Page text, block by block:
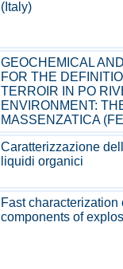
(Italy)
GEOCHEMICAL
FOR THE
TERROIR IN PO
ENVIRONMENT:
MASSENZATICA
Caratterizzazione
liquidi organici
Fast characterization
components of